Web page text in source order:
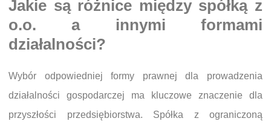
Jakie są różnice między spółką z
o.o. a innymi formami
działalności?
Wybór odpowiedniej formy prawnej dla prowadzenia
działalności gospodarczej ma kluczowe znaczenie dla
przyszłości przedsiębiorstwa. Spółka z ograniczoną